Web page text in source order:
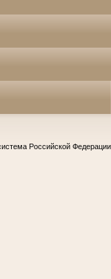
Российской